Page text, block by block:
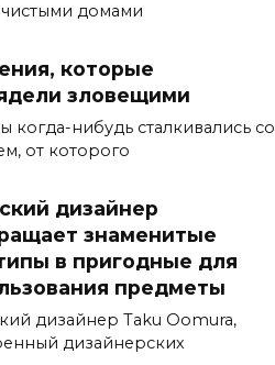
домами
которые
зловещими
когда-нибудь сталкивались со
от которого
дизайнер
знаменитые
в пригодные для
предметы
дизайнер Taku Oomura,
дизайнерских